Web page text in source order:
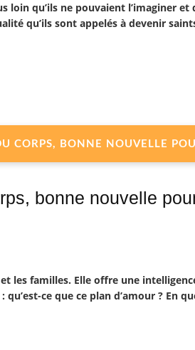
loin qu’ils ne pouvaient l’imaginer et
qu’ils sont appelés à devenir
CORPS, BONNE NOUVELLE
bonne nouvelle
les familles. Elle offre une
ce que ce plan d’amour ? En